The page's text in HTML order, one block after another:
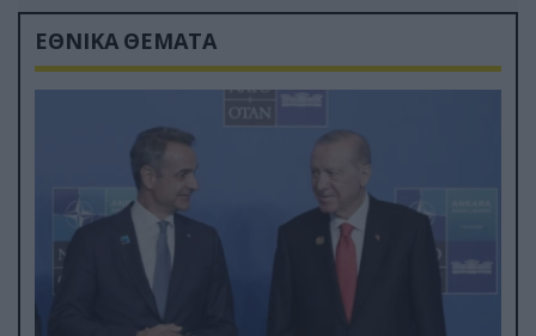
ΕΘΝΙΚΑ ΘΕΜΑΤΑ